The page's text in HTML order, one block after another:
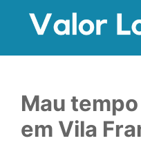
Mau
em Vila